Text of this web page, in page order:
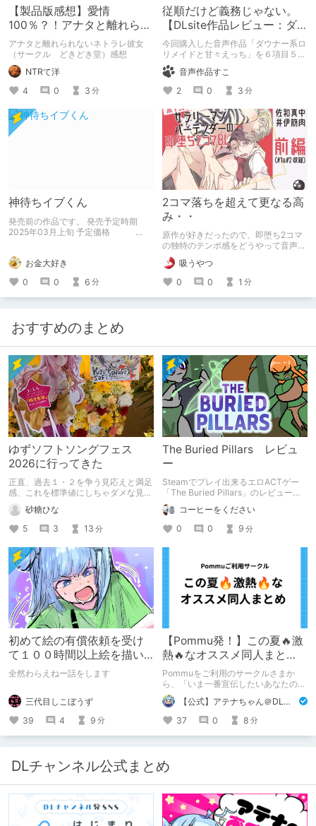
【製品版感想】愛情
100％？！アナタと離れられ
ないネトラレ彼女感想レビ
ュー
アナタと離れられないネトラレ彼女
（サークル どきどき堂）感想
NTRて洋
4
0 3 分
従順だけど義務じゃない。
【DLsite作品レビュー：ダ
ウナー系ロリメイドと甘々
えっち】
今回購入した音声作品「ダウナー系ロ
リメイドと甘々えっち」を６項目５段
階で評価します。
音声作品すこ
2
0 3 分
神待ちイブくん
発売前の作品です。 発売予定時期
2025年03月上旬 予定価格
お金大好き
0
0 6 分
2コマ落ちを超えて更なる高
み・・
原作が好きだったので、即堕ち2コマ
の独特のテンポ感をどうやって音声化
するのかとても気になっていました
が、想像をはるかに凌駕する傑作でし
た!!
吸うやつ
0
0 1 分
おすすめのまとめ
ゆずソフトソングフェス
2026に行ってきた
正直、過去１・２を争う見応えと満足
感、これを標準値にしちゃダメな見本
砂糖ひな
5
3 13 分
The Buried Pillars レビュ
ー
Steamでプレイ出来るエロACTゲー
「The Buried Pillars」のレビューで
す。
コーヒーをください
0
0 9 分
初めて絵の有償依頼を受け
て１００時間以上絵を描い
た話
全然わらえねー話をします
三代目しこぼうず
39
4 9 分
【Pommu発！】この夏🔥激
熱🔥なオススメ同人まと
め！ その1
Pommuをご利用のサークルさまか
ら、「いま一番宣伝したいあなたの
DLsite作品」を募りました！ この夏
🔥激熱🔥な作品ばかり！あなたがまだ
出会っていない、運命の作品が見つか
るかも！
【公式】アテナちゃん＠DLチャンネル
37
0 8 分
DLチャンネル公式まとめ